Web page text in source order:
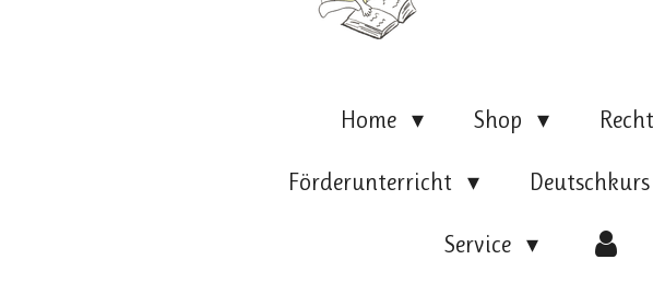
Home Shop
Förderunterricht
Service